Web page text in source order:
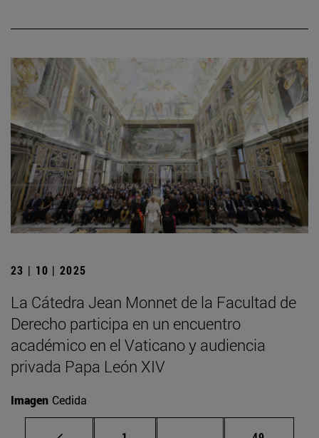
23 | 10 | 2025
La Cátedra Jean Monnet de la Facultad de
Derecho participa en un encuentro
académico en el Vaticano y audiencia
privada Papa León XIV
Imagen Cedida